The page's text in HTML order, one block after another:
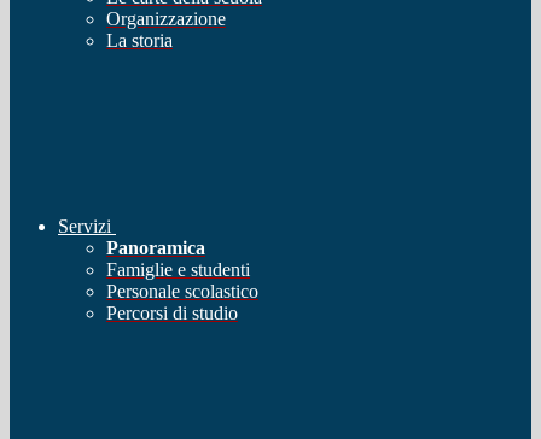
Organizzazione
La storia
Servizi
Panoramica
Famiglie e studenti
Personale scolastico
Percorsi di studio